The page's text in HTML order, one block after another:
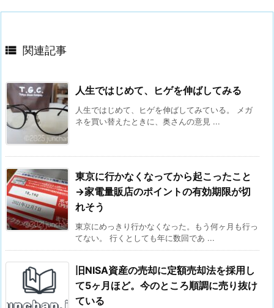
 関連記事
人生ではじめて、ヒゲを伸ばしてみる
人生ではじめて、ヒゲを伸ばしてみている。 メガ
ネを買い替えたときに、奥さんの意見 ...
東京に行かなくなってから起こったこと
→家電量販店のポイントの有効期限が切
れそう
東京にめっきり行かなくなった。もう何ヶ月も行っ
てない。 行くとしても年に数回であ ...
旧NISA資産の売却に定額売却法を採用し
て5ヶ月ほど。今のところ順調に売り抜け
ている